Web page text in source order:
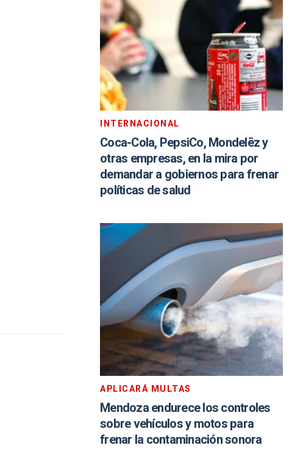
INTERNACIONAL
Coca-Cola, PepsiCo, Mondelēz y
otras empresas, en la mira por
demandar a gobiernos para frenar
políticas de salud
APLICARÁ MULTAS
Mendoza endurece los controles
sobre vehículos y motos para
frenar la contaminación sonora